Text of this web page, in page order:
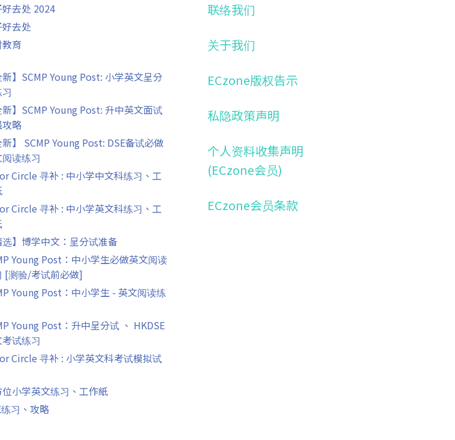
好去处 2024
去处
育
新】SCMP Young Post: 小学英文呈分
新】SCMP Young Post: 升中英文面试
略
新】 SCMP Young Post: DSE备试必做
读练习
Circle 寻补 : 中小学中文科练习、工
Circle 寻补 : 中小学英文科练习、工
选】博学中文：呈分试准备
Young Post：中小学生必做英文阅读
[测验/考试前必做]
Young Post：中小学生 - 英文阅读练
Young Post：升中呈分试 、 HKDSE
试练习
Circle 寻补 : 小学英文科考试模拟试
位小学英文练习、工作紙
练习、攻略
联络我们
关于我们
ECzone版权告示
私隐政策声明
个人资料收集声明
(ECzone会员)
ECzone会员条款